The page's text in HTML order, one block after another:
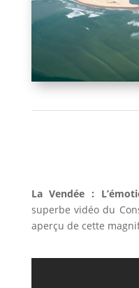
La Vendée :
superbe vidéo du
aperçu de cette